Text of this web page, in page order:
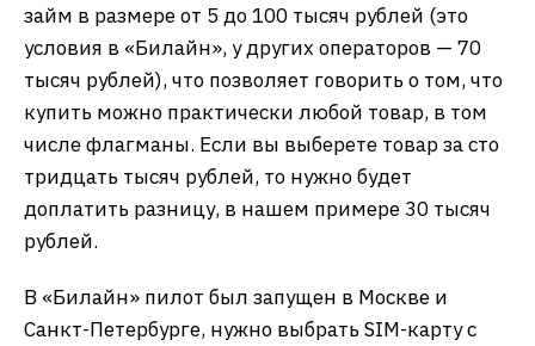
займ в размере от 5 до 100 тысяч рублей (это
условия в «Билайн», у других операторов — 70
тысяч рублей), что позволяет говорить о том, что
купить можно практически любой товар, в том
числе флагманы. Если вы выберете товар за сто
тридцать тысяч рублей, то нужно будет
доплатить разницу, в нашем примере 30 тысяч
рублей.
В «Билайн» пилот был запущен в Москве и
Санкт-Петербурге, нужно выбрать SIM-карту с